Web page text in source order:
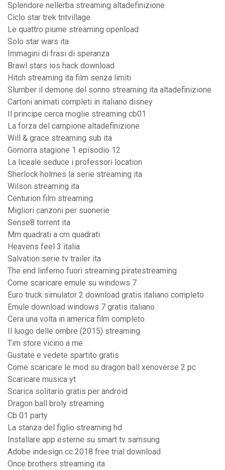
Splendore nellerba streaming altadefinizione
Ciclo star trek tntvillage
Le quattro piume streaming openload
Solo star wars ita
Immagini di frasi di speranza
Brawl stars ios hack download
Hitch streaming ita film senza limiti
Slumber il demone del sonno streaming ita altadefinizione
Cartoni animati completi in italiano disney
Il principe cerca moglie streaming cb01
La forza del campione altadefinizione
Will & grace streaming sub ita
Gomorra stagione 1 episodio 12
La liceale seduce i professori location
Sherlock holmes la serie streaming ita
Wilson streaming ita
Centurion film streaming
Migliori canzoni per suonerie
Sense8 torrent ita
Mm quadrati a cm quadrati
Heavens feel 3 italia
Salvation serie tv trailer ita
The end linferno fuori streaming piratestreaming
Come scaricare emule su windows 7
Euro truck simulator 2 download gratis italiano completo
Emule download windows 7 gratis italiano
Cera una volta in america film completo
Il luogo delle ombre (2015) streaming
Tim store vicino a me
Gustate e vedete spartito gratis
Come scaricare le mod su dragon ball xenoverse 2 pc
Scaricare musica yt
Scarica solitario gratis per android
Dragon ball broly streaming
Cb 01 party
La stanza del figlio streaming hd
Installare app esterne su smart tv samsung
Adobe indesign cc 2018 free trial download
Once brothers streaming ita